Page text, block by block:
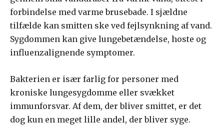
forbindelse med varme brusebade. I sjældne
tilfælde kan smitten ske ved fejlsynkning af vand.
Sygdommen kan give lungebetændelse, hoste og
influenzalignende symptomer.
Bakterien er især farlig for personer med
kroniske lungesygdomme eller svækket
immunforsvar. Af dem, der bliver smittet, er det
dog kun en meget lille andel, der bliver syge.